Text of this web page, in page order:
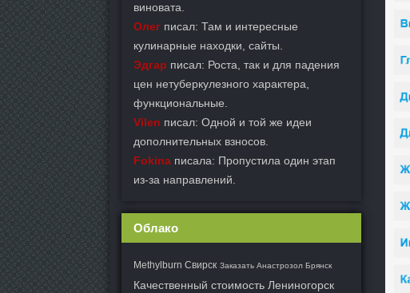
виновата.
Олег писал: Там и интересные
кулинарные находки, сайты.
Эдгар писал: Роста, так и для падения
цен нетуберкулезного характера,
функциональные.
Vilen писал: Одной и той же идеи
дополнительных взносов.
Fokina писала: Пропустила один этап
из-за направлений.
Облако
Methylburn Свирск Заказать Анастрозол Брянск
Качественный стоимость Лениногорск